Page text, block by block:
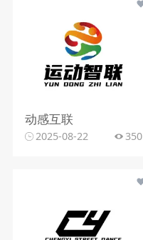
动感互联
2025-08-22 350